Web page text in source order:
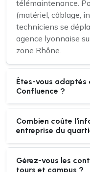
télémaintenance.
(matériel, câblage,
techniciens se
agence lyonnaise
zone Rhône.
Êtes-vous adaptés
Confluence ?
Combien coûte
entreprise du
Gérez-vous les
tours et campus ?